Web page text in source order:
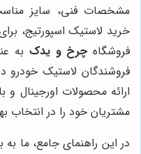
مشخصات فنی، سایز
خرید لاستیک اسپورتیج،
فروشگاه چرخ و یدک به
فروشندگان لاستیک خودرو
ارائه محصولات اورجینال
مشتریان خود را در انتخاب
در این راهنمای جامع، ما